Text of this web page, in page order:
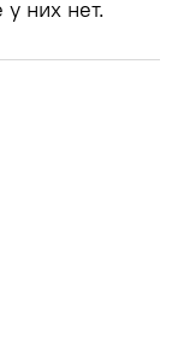
них нет.